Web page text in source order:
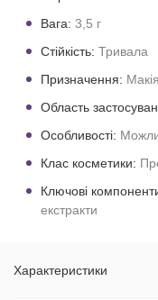
Вага: 3,5 г
Стійкість: Тривала
Призначення:
Область
Особливості:
Клас косметики:
Ключові
екстракти
Характеристики